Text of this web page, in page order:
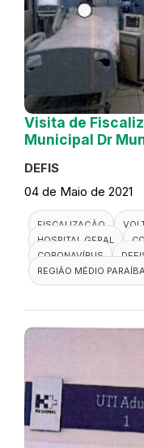
Visita de
Municipal Dr
DEFIS
04 de Maio de 2021
FISCALIZAÇÃO
HOSPITAL GERAL
CORONAVÍRUS
REGIÃO MÉDIO